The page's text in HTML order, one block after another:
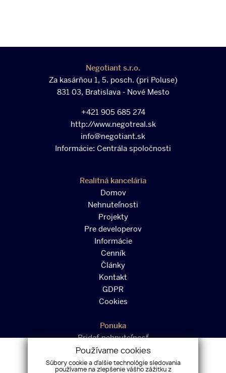
Negotiant s.r.o.
Za kasárňou 1, 5. posch. (pri Poluse)
831 03, Bratislava - Nové Mesto
+421 905 685 274
http://www.negotreal.sk
info@negotiant.sk
Informácie: Centrála spoločnosti
Realitná kancelária
Domov
Nehnuteľnosti
Projekty
Pre developerov
Informácie
Cenník
Články
Kontakt
GDPR
Cookies
Ponuka
Pridať nehnuteľnosť
Podnikanie na franšízu
Virtuálne prehliadky
Používame cookies
Súbory cookie a ďalšie technológie sledovania
používame na zlepšenie vášho zážitku z